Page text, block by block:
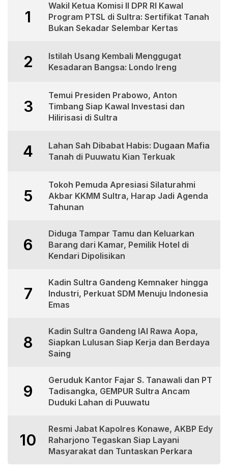
1
Wakil Ketua Komisi II DPR RI Kawal
Program PTSL di Sultra: Sertifikat Tanah
Bukan Sekadar Selembar Kertas
2
Istilah Usang Kembali Menggugat
Kesadaran Bangsa: Londo Ireng
3
Temui Presiden Prabowo, Anton
Timbang Siap Kawal Investasi dan
Hilirisasi di Sultra
4
Lahan Sah Dibabat Habis: Dugaan Mafia
Tanah di Puuwatu Kian Terkuak
5
Tokoh Pemuda Apresiasi Silaturahmi
Akbar KKMM Sultra, Harap Jadi Agenda
Tahunan
6
Diduga Tampar Tamu dan Keluarkan
Barang dari Kamar, Pemilik Hotel di
Kendari Dipolisikan
7
Kadin Sultra Gandeng Kemnaker hingga
Industri, Perkuat SDM Menuju Indonesia
Emas
8
Kadin Sultra Gandeng IAI Rawa Aopa,
Siapkan Lulusan Siap Kerja dan Berdaya
Saing
9
Geruduk Kantor Fajar S. Tanawali dan PT
Tadisangka, GEMPUR Sultra Ancam
Duduki Lahan di Puuwatu
10
Resmi Jabat Kapolres Konawe, AKBP Edy
Raharjono Tegaskan Siap Layani
Masyarakat dan Tuntaskan Perkara